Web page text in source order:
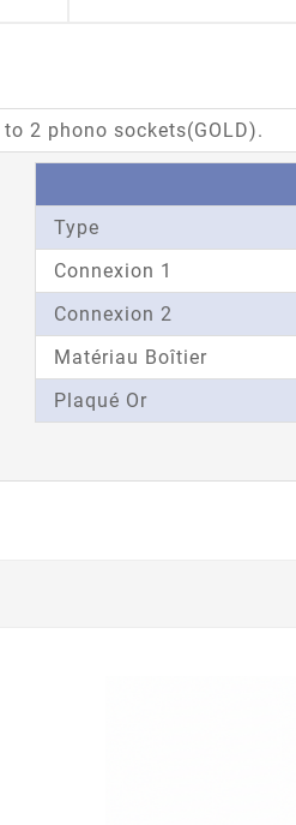
2 phono sockets(GOLD).
Type
Connexion 1
Connexion 2
Matériau Boîtier
Plaqué Or